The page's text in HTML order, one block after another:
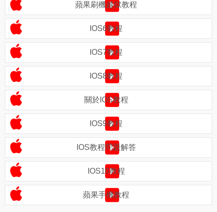
蘋果刷機越獄教程
IOS6教程
IOS7教程
IOS8教程
關於IOS教程
IOS9教程
IOS教程問題解答
IOS10教程
蘋果手機教程